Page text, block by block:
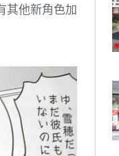
其他新角色加